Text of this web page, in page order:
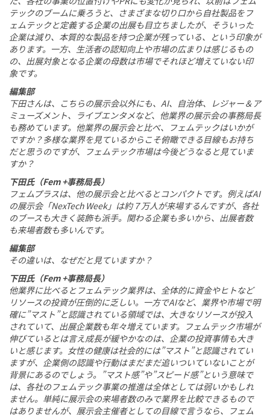
テックのブームに乗ろうと、さまざまな切り口から自社製品をフ
ェムテックと定義する企業の出展も目立ちましたが、そういった
企業は減り、本質的な製品を持つ企業が残っている、という印象が
あります。一方、生活者の認知向上や市場の広まりは感じるもの
の、出展対象となる企業の母数は市場でそれほど増えていない印
象です。
編集部
下田さんは、こちらの展示会以外にも、AI、自治体、レジャー＆ア
ミューズメント、ライブエンタメなど、他業界の展示会の事務局長
も務めています。他業界の展示会と比べ、フェムテックはいかが
ですか？多様な業界を見ているからこそ俯瞰できる目線もお持ち
だと思うのですが、フェムテック市場は今後どうなると見ていま
すか？
下田氏（Fem +事務局長）
フェムプラスは、他の展示会と比べるとコンパクトです。例えばAI
の展示会「NexTech Week」は約７万人が来場するんですが、各社
のブースも大きく装飾も派手。関わる企業も多いから、出展者数
も来場者数も多いんです。
編集部
その違いは、なぜだと見ていますか？
下田氏（Fem +事務局長）
他業界に比べるとフェムテック業界は、全体的に資金やヒトなど
リソースの投資が圧倒的に乏しい。一方でAIなど、業界や市場で明
確に”マスト”と認識されている領域では、大きなリソースが投入
されていて、出展企業数も年々増えています。フェムテック市場が
伸びているとは言え成長が緩やかなのは、企業の投資事情も大き
いと感じます。女性の健康は社会的には”マスト”と認識されてい
ますが、企業側の認識や行動はまだまだ追いついていないことが
背景にあるのでしょう。”マスト感”や”スピード感”という意味で
は、各社のフェムテック事業の推進は全体としては弱いかもしれ
ません。単純に展示会の来場者数のみで業界を比較できるもので
はありませんが、展示会主催者としての目線で言うなら、フェム